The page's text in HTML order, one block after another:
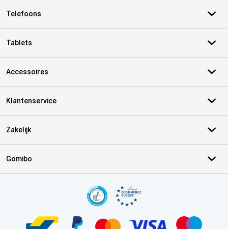
Telefoons
Tablets
Accessoires
Klantenservice
Zakelijk
Gomibo